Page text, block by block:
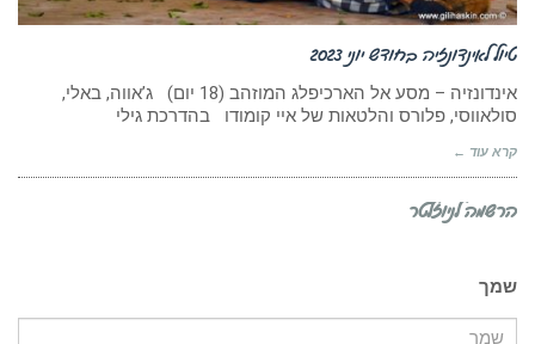
טיול לאינדונזיה בחודש יוני 2023
אינדונזיה – מסע אל הארכיפלג המוזהב (18 יום) ג’אווה, באלי,
סולאווסי, פלורס והלטאות של איי קומודו בהדרכת גילי
קרא עוד ←
הרשמה לניוזלטר
שמך